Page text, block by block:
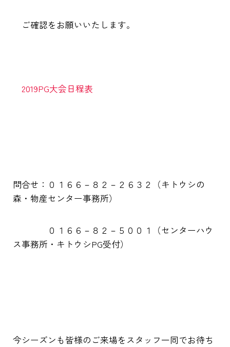
ご確認をお願いいたします。
2019PG大会日程表
問合せ：０１６６－８２－２６３２（キトウシの
森・物産センター事務所）
０１６６－８２－５００１（センターハウ
ス事務所・キトウシPG受付）
今シーズンも皆様のご来場をスタッフ一同でお待ち